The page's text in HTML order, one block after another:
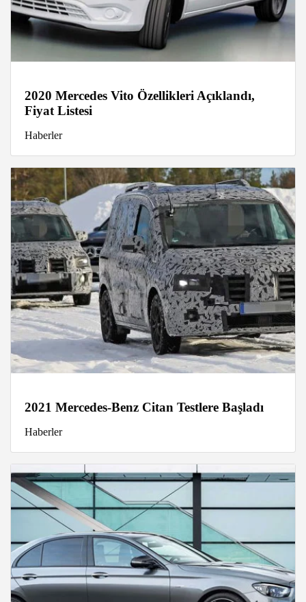
2020 Mercedes Vito Özellikleri Açıklandı,
Fiyat Listesi
Haberler
2021 Mercedes-Benz Citan Testlere Başladı
Haberler